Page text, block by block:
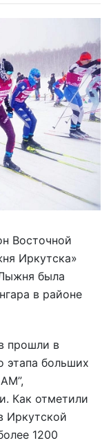
Восточной
Иркутска»
была
в районе
прошли в
этапа больших
Как отметили
Иркутской
1200